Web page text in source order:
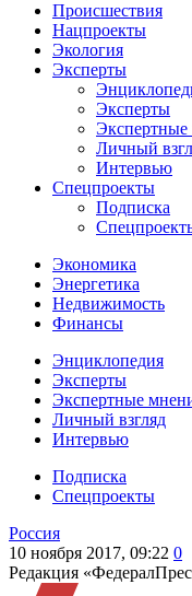
Происшествия
Нацпроекты
Экология
Эксперты
Эксперты
Личный
Интервью
Спецпроекты
Подписка
Экономика
Энергетика
Недвижимость
Финансы
Энциклопедия
Эксперты
Экспертные
Личный взгляд
Интервью
Подписка
Спецпроекты
Россия
10 ноября 2017, 09:22 0
Редакция